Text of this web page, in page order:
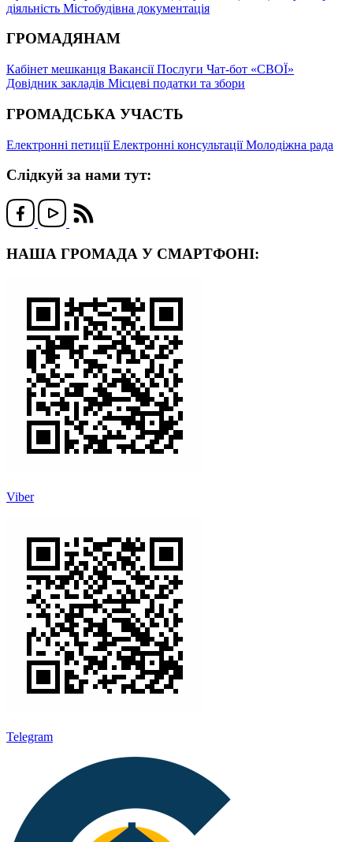
діяльність Містобудівна документація
ГРОМАДЯНАМ
Кабінет мешканця ВакансіїПослуги Чат-бот «СВОЇ»
Довідник закладів Місцеві податки та збори
ГРОМАДСЬКА УЧАСТЬ
Електронні петиціїЕлектронні консультаціїМолодіжна рада
Слідкуй за нами тут:
НАША ГРОМАДА У СМАРТФОНІ:
Viber
Telegram